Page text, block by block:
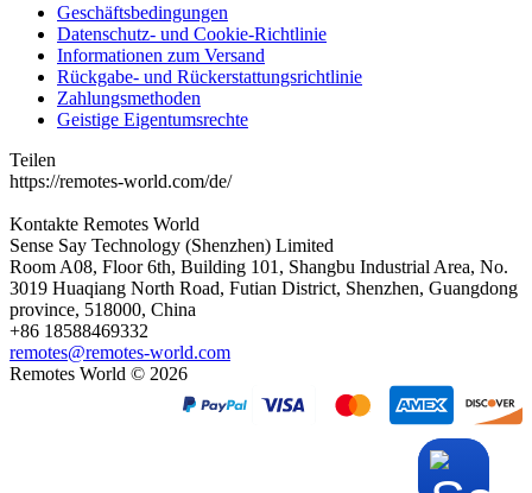
Geschäftsbedingungen
Datenschutz- und Cookie-Richtlinie
Informationen zum Versand
Rückgabe- und Rückerstattungsrichtlinie
Zahlungsmethoden
Geistige Eigentumsrechte
Teilen
https://remotes-world.com/de/
Kontakte Remotes World
Sense Say Technology (Shenzhen) Limited
Room A08, Floor 6th, Building 101, Shangbu Industrial Area, No.
3019 Huaqiang North Road, Futian District, Shenzhen, Guangdong
province, 518000, China
+86 18588469332
remotes@remotes-world.com
Remotes World © 2026